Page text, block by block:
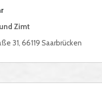
Zimt
31, 66119 Saarbrücken